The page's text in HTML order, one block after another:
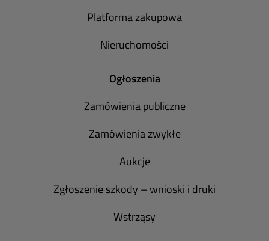
Platforma zakupowa
Nieruchomości
Ogłoszenia
Zamówienia publiczne
Zamówienia zwykłe
Aukcje
Zgłoszenie szkody – wnioski i druki
Wstrząsy